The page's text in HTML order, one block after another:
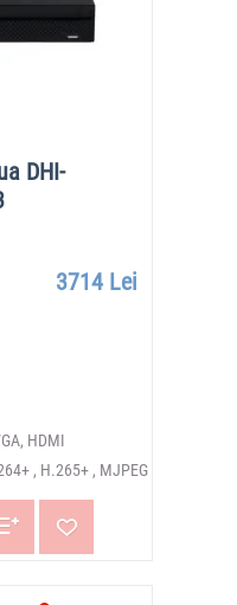
DHI-
3714 Lei
HDMI
, H.265+ , MJPEG